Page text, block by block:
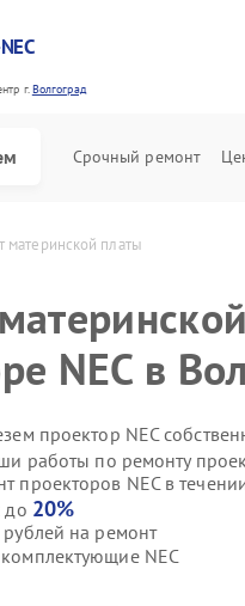
г.Волгоград
Срочный ремонт
материнской платы
NEC в
проектор NEC
работы по ремонту
проекторов NEC в
до 20%
на ремонт
NEC